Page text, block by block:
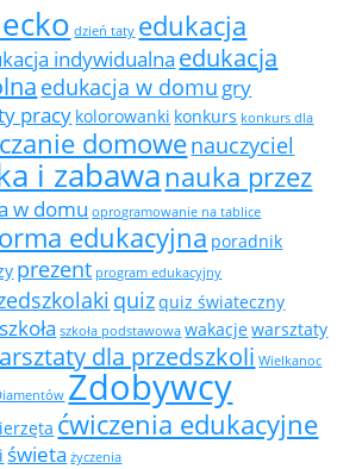
dzień taty edukacja
indywidualna edukacja
edukacja w domu gry
pracy kolorowanki konkurs konkurs dla
domowenauczyciel
i zabawanauka przez
w domu oprogramowanie na tablice
edukacyjna poradnik
prezent program edukacyjny
quizquiz świateczny
szkoła szkoła podstawowa wakacjewarsztaty
dla przedszkoli Wielkanoc
Zdobywcy
ćwiczenia edukacyjne
świeta życzenia